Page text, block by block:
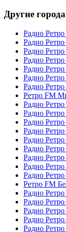
Другие
Радио
Радио
Радио
Радио
Радио
Радио
Радио
Ретро FM
Радио
Радио
Радио
Радио
Радио
Радио
Радио
Радио
Радио
Ретро FM
Радио
Радио
Радио
Радио
Радио